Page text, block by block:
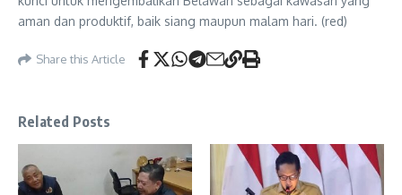
aman dan produktif, baik siang maupun malam hari. (red)
Share this Article
Related Posts